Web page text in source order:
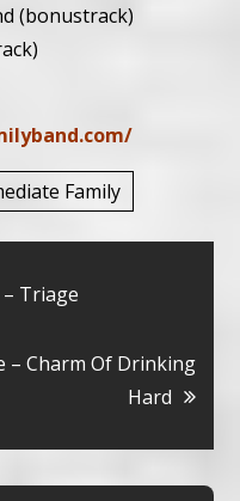
(bonustrack)
Family
– Triage
– Charm Of Drinking
Hard